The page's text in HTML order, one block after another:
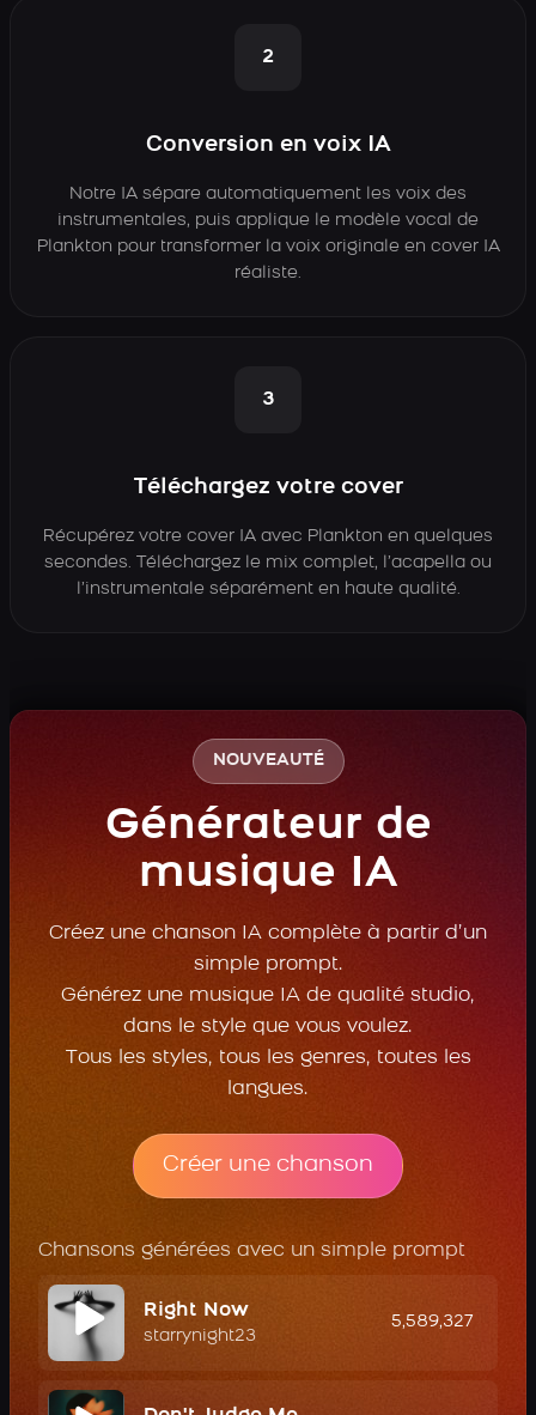
2
Conversion en voix IA
Notre IA sépare automatiquement les voix des
instrumentales, puis applique le modèle vocal de
Plankton pour transformer la voix originale en cover IA
réaliste.
3
Téléchargez votre cover
Récupérez votre cover IA avec Plankton en quelques
secondes. Téléchargez le mix complet, l’acapella ou
l’instrumentale séparément en haute qualité.
NOUVEAUTÉ
Générateur de
musique IA
Créez une chanson IA complète à partir d’un
simple prompt.
Générez une musique IA de qualité studio,
dans le style que vous voulez.
Tous les styles, tous les genres, toutes les
langues.
Créer une chanson
Chansons générées avec un simple prompt
Right Now
starrynight23
5,589,327